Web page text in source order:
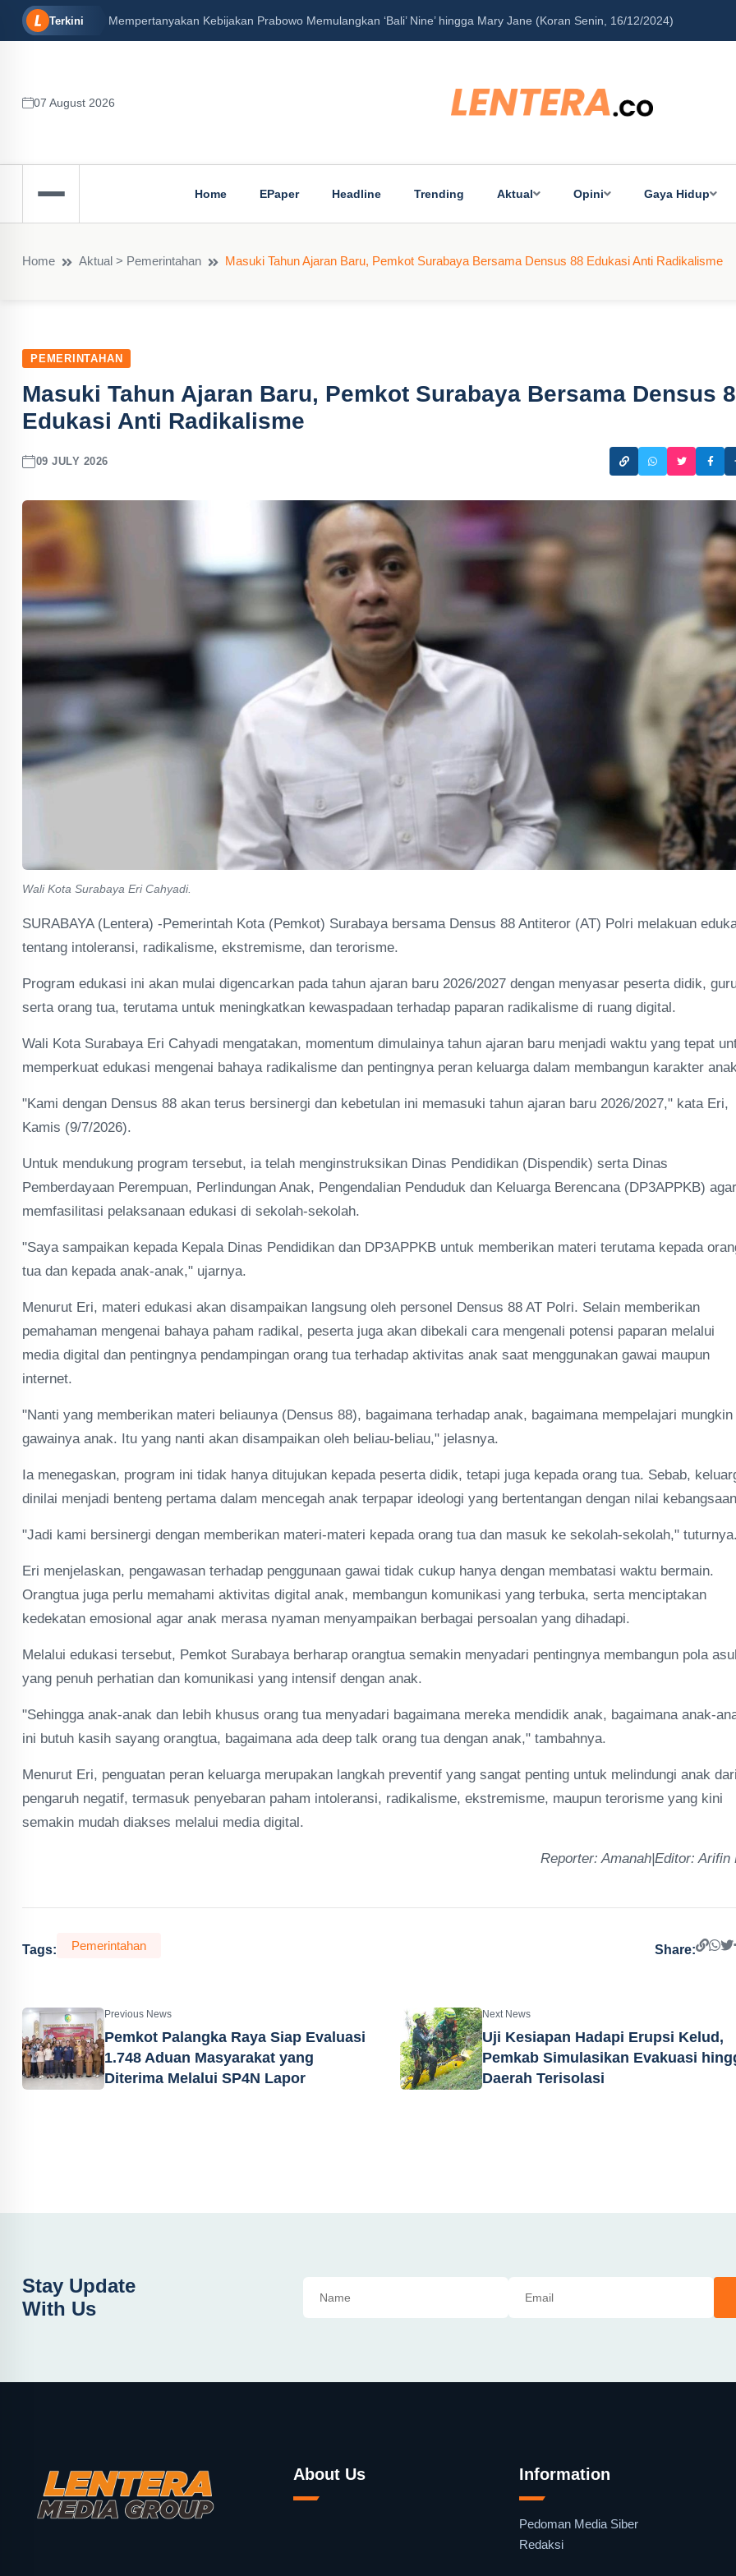
Terkini Mempertanyakan Kebijakan Prabowo Memulangkan ‘Bali’ Nine’ hingga Mary Jane (Koran Senin, 16/12/2024)
07 August 2026
Home EPaper Headline Trending Aktual Opini Gaya Hidup
Home Aktual > Pemerintahan Masuki Tahun Ajaran Baru, Pemkot Surabaya Bersama Densus 88 Edukasi Anti Radikalisme
PEMERINTAHAN
Masuki Tahun Ajaran Baru, Pemkot Surabaya Bersama Densus
Edukasi Anti Radikalisme
09 JULY 2026
Wali Kota Surabaya Eri Cahyadi.
SURABAYA (Lentera) -Pemerintah Kota (Pemkot) Surabaya bersama Densus 88 Antiteror (AT) Polri melakuan
tentang intoleransi, radikalisme, ekstremisme, dan terorisme.
Program edukasi ini akan mulai digencarkan pada tahun ajaran baru 2026/2027 dengan menyasar peserta didik,
serta orang tua, terutama untuk meningkatkan kewaspadaan terhadap paparan radikalisme di ruang digital.
Wali Kota Surabaya Eri Cahyadi mengatakan, momentum dimulainya tahun ajaran baru menjadi waktu yang tepat
memperkuat edukasi mengenai bahaya radikalisme dan pentingnya peran keluarga dalam membangun karakter
"Kami dengan Densus 88 akan terus bersinergi dan kebetulan ini memasuki tahun ajaran baru 2026/2027," kata Eri,
Kamis (9/7/2026).
Untuk mendukung program tersebut, ia telah menginstruksikan Dinas Pendidikan (Dispendik) serta Dinas
Pemberdayaan Perempuan, Perlindungan Anak, Pengendalian Penduduk dan Keluarga Berencana (DP3APPKB) agar
memfasilitasi pelaksanaan edukasi di sekolah-sekolah.
"Saya sampaikan kepada Kepala Dinas Pendidikan dan DP3APPKB untuk memberikan materi terutama kepada
tua dan kepada anak-anak," ujarnya.
Menurut Eri, materi edukasi akan disampaikan langsung oleh personel Densus 88 AT Polri. Selain memberikan
pemahaman mengenai bahaya paham radikal, peserta juga akan dibekali cara mengenali potensi paparan melalui
media digital dan pentingnya pendampingan orang tua terhadap aktivitas anak saat menggunakan gawai maupun
internet.
"Nanti yang memberikan materi beliaunya (Densus 88), bagaimana terhadap anak, bagaimana mempelajari mungkin
gawainya anak. Itu yang nanti akan disampaikan oleh beliau-beliau," jelasnya.
Ia menegaskan, program ini tidak hanya ditujukan kepada peserta didik, tetapi juga kepada orang tua. Sebab,
dinilai menjadi benteng pertama dalam mencegah anak terpapar ideologi yang bertentangan dengan nilai
"Jadi kami bersinergi dengan memberikan materi-materi kepada orang tua dan masuk ke sekolah-sekolah,"
Eri menjelaskan, pengawasan terhadap penggunaan gawai tidak cukup hanya dengan membatasi waktu bermain.
Orangtua juga perlu memahami aktivitas digital anak, membangun komunikasi yang terbuka, serta menciptakan
kedekatan emosional agar anak merasa nyaman menyampaikan berbagai persoalan yang dihadapi.
Melalui edukasi tersebut, Pemkot Surabaya berharap orangtua semakin menyadari pentingnya membangun pola
yang penuh perhatian dan komunikasi yang intensif dengan anak.
"Sehingga anak-anak dan lebih khusus orang tua menyadari bagaimana mereka mendidik anak, bagaimana anak-
ini butuh kasih sayang orangtua, bagaimana ada deep talk orang tua dengan anak," tambahnya.
Menurut Eri, penguatan peran keluarga merupakan langkah preventif yang sangat penting untuk melindungi anak
pengaruh negatif, termasuk penyebaran paham intoleransi, radikalisme, ekstremisme, maupun terorisme yang kini
semakin mudah diakses melalui media digital.
Reporter: Amanah|Editor: Arifin
Tags: Pemerintahan Share:
Previous News
Pemkot Palangka Raya Siap Evaluasi
1.748 Aduan Masyarakat yang
Diterima Melalui SP4N Lapor
Next News
Uji Kesiapan Hadapi Erupsi Kelud,
Pemkab Simulasikan Evakuasi
Daerah Terisolasi
Stay Update
With Us
About Us Information
Pedoman Media Siber
Redaksi